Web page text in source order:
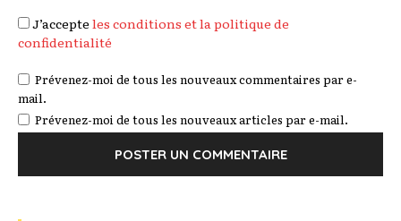
J’accepte les conditions et la politique de
confidentialité
Prévenez-moi de tous les nouveaux commentaires par e-
mail.
Prévenez-moi de tous les nouveaux articles par e-mail.